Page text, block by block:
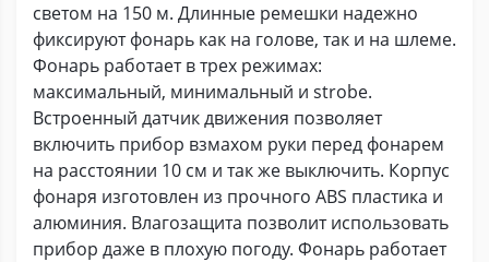
светом на 150 м. Длинные ремешки надежно
фиксируют фонарь как на голове, так и на шлеме.
Фонарь работает в трех режимах:
максимальный, минимальный и strobe.
Встроенный датчик движения позволяет
включить прибор взмахом руки перед фонарем
на расстоянии 10 см и так же выключить. Корпус
фонаря изготовлен из прочного ABS пластика и
алюминия. Влагозащита позволит использовать
прибор даже в плохую погоду. Фонарь работает